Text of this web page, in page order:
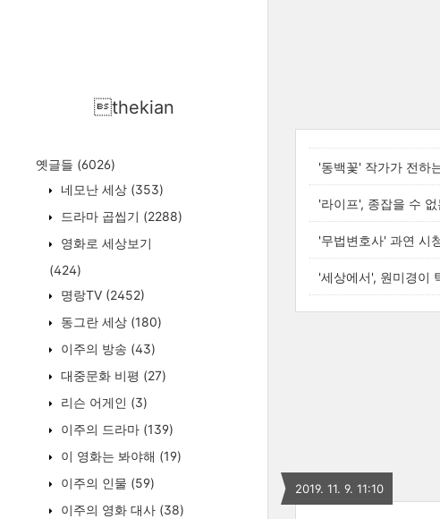
thekian
옛글들 (6026)
네모난 세상 (353)
드라마 곱씹기 (2288)
영화로 세상보기
(424)
명랑TV (2452)
동그란 세상 (180)
이주의 방송 (43)
대중문화 비평 (27)
리슨 어게인 (3)
이주의 드라마 (139)
이 영화는 봐야해 (19)
이주의 인물 (59)
이주의 영화 대사 (38)
'동백꽃' 작가가 전하
'라이프', 종잡을 수
'무법변호사' 과연 시
'세상에서', 원미경이
2019. 11. 9. 11:10